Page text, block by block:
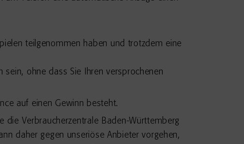
teilgenommen haben und trotzdem eine
ohne dass Sie Ihren versprochenen
auf einen Gewinn besteht.
die Verbraucherzentrale Baden-Württemberg
daher gegen unseriöse Anbieter vorgehen,